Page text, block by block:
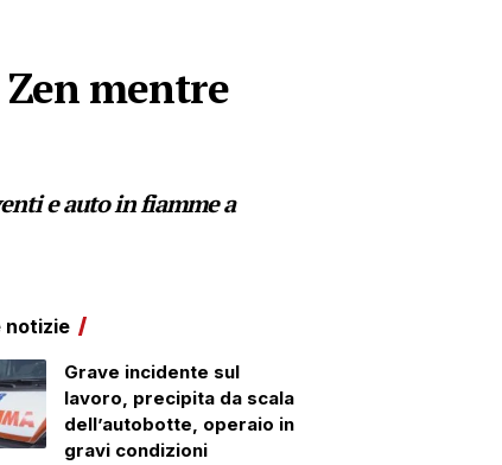
mentre
e auto in fiamme a
notizie
Grave incidente sul
lavoro, precipita da scala
dell’autobotte, operaio in
gravi condizioni